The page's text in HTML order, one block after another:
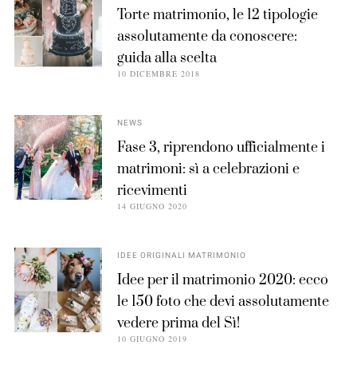
Torte matrimonio, le 12 tipologie
assolutamente da conoscere:
guida alla scelta
10 DICEMBRE 2018
NEWS
Fase 3, riprendono ufficialmente i
matrimoni: sì a celebrazioni e
ricevimenti
14 GIUGNO 2020
IDEE ORIGINALI MATRIMONIO
Idee per il matrimonio 2020: ecco
le 150 foto che devi assolutamente
vedere prima del Sì!
10 GIUGNO 2019